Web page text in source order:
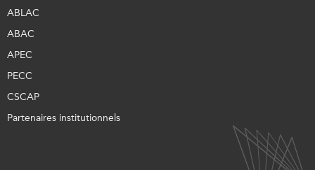
ABLAC
ABAC
APEC
PECC
CSCAP
Partenaires institutionnels